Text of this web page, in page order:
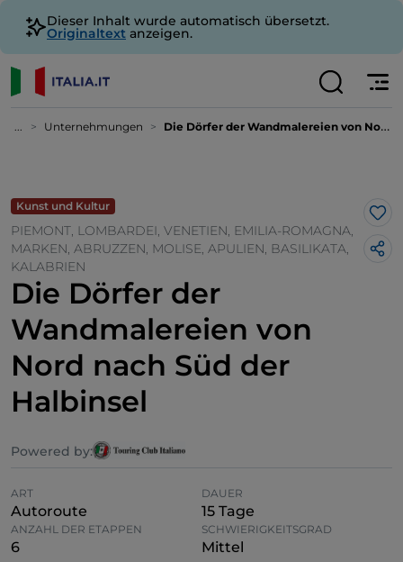
Dieser Inhalt wurde automatisch übersetzt.
Originaltext anzeigen.
... Unternehmungen Die Dörfer der Wandmalereien von Nord nach Süd der Halbinsel
Kunst und Kultur
PIEMONT, LOMBARDEI, VENETIEN, EMILIA-ROMAGNA,
MARKEN, ABRUZZEN, MOLISE, APULIEN, BASILIKATA,
KALABRIEN
Die Dörfer der
Wandmalereien von
Nord nach Süd der
Halbinsel
Powered by:
ART
Autoroute
DAUER
15 Tage
ANZAHL DER ETAPPEN
6
SCHWIERIGKEITSGRAD
Mittel